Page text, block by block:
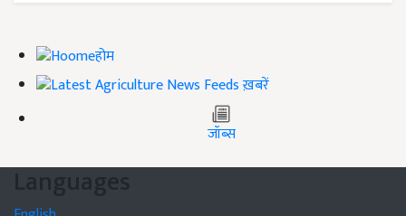
होम
ख़बरें
जॉब्स
Languages